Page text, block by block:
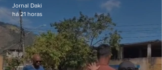
Jornal Daki
há 21 horas